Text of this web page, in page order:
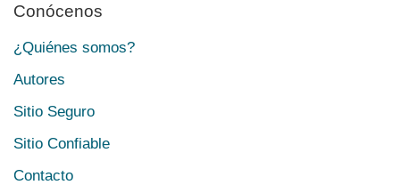
Conócenos
¿Quiénes somos?
Autores
Sitio Seguro
Sitio Confiable
Contacto